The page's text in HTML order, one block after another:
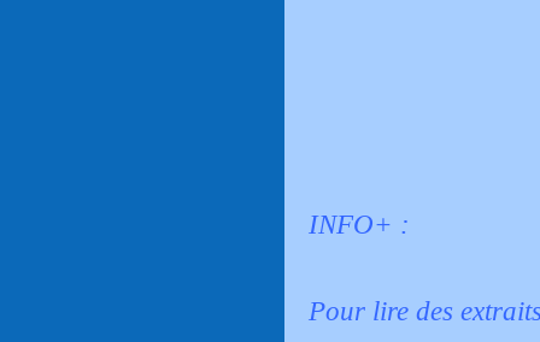
INFO+ :
Pour lire des